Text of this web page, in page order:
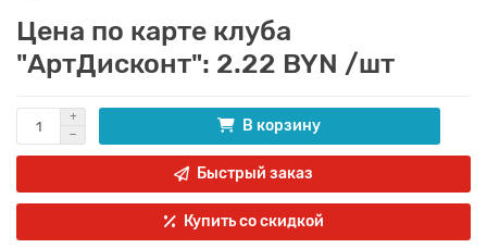
Цена по карте клуба
"АртДисконт": 2.22 BYN /шт
В корзину
Быстрый заказ
Купить со скидкой